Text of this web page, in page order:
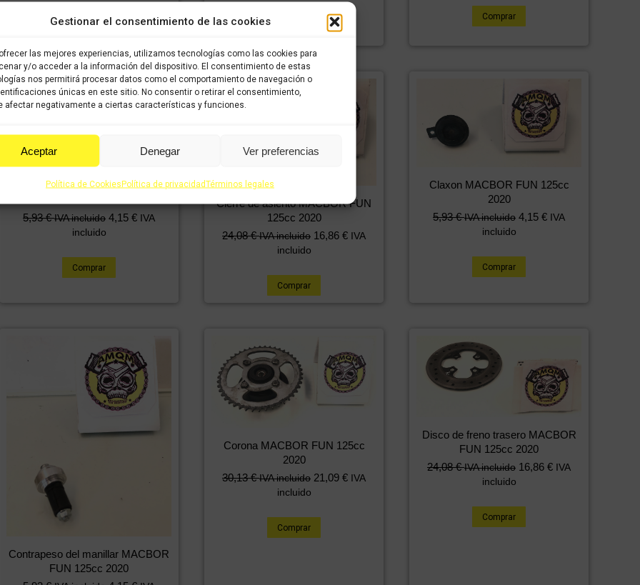
Gestionar el consentimiento de las cookies
las mejores experiencias, utilizamos tecnologías como las cookies para
y/o acceder a la información del dispositivo. El consentimiento de estas
nos permitirá procesar datos como el comportamiento de navegación o
únicas en este sitio. No consentir o retirar el consentimiento,
afectar negativamente a ciertas características y funciones.
Aceptar Denegar Ver preferencias
Política de CookiesPolítica de privacidadTérminos legales
Comprar
Catadrioptico derecho MACBOR
5,93€ IVA incluido 4,15 € IVA
incluido
Comprar
Cierre de asiento MACBOR FUN
125cc 2020
24,08€ IVA incluido 16,86 € IVA
incluido
Comprar
Claxon MACBOR FUN 125cc
2020
5,93€ IVA incluido 4,15 € IVA
incluido
Comprar
Contrapeso del manillar MACBOR
FUN 125cc 2020
Corona MACBOR FUN 125cc
2020
30,13€ IVA incluido 21,09 € IVA
incluido
Comprar
Disco de freno trasero MACBOR
FUN 125cc 2020
24,08€ IVA incluido 16,86 € IVA
incluido
Comprar